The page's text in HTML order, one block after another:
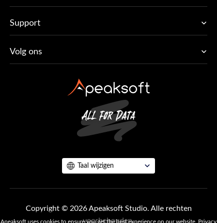
Support
Volg ons
Taal wijzigen
Copyright © 2026 Apeaksoft Studio. Alle rechten
voorbehouden.
Apeaksoft uses cookies to ensure you get the best experience on our website. Privacy